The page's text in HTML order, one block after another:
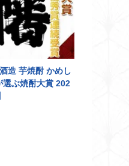
造 芋焼酎 かめし
選ぶ焼酎大賞 202